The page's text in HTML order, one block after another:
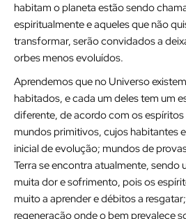
habitam o planeta estão sendo
espiritualmente e aqueles que não
transformar, serão convidados a
orbes menos evoluídos.
Aprendemos que no Universo
habitados, e cada um deles tem um
diferente, de acordo com os
mundos primitivos, cujos habitantes
inicial de evolução; mundos de
Terra se encontra atualmente, sendo
muita dor e sofrimento, pois os
muito a aprender e débitos a
regeneração onde o bem prevalece